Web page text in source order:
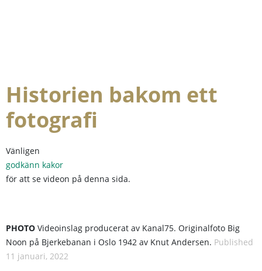
Historien bakom ett
fotografi
Vänligen
godkänn kakor
för att se videon på denna sida.
PHOTO Videoinslag producerat av Kanal75. Originalfoto Big
Noon på Bjerkebanan i Oslo 1942 av Knut Andersen. Published
11 januari, 2022